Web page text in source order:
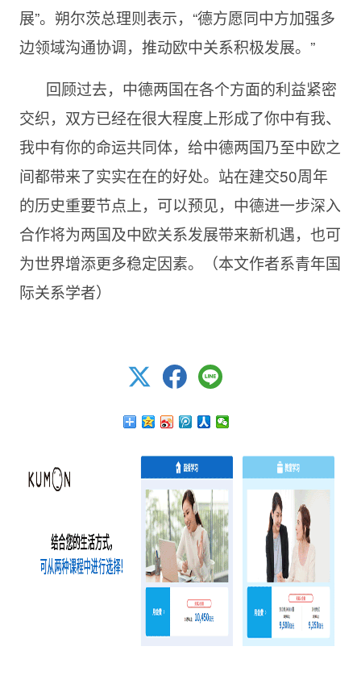
展”。朔尔茨总理则表示，“德方愿同中方加强多
边领域沟通协调，推动欧中关系积极发展。”
回顾过去，中德两国在各个方面的利益紧密
交织，双方已经在很大程度上形成了你中有我、
我中有你的命运共同体，给中德两国乃至中欧之
间都带来了实实在在的好处。站在建交50周年
的历史重要节点上，可以预见，中德进一步深入
合作将为两国及中欧关系发展带来新机遇，也可
为世界增添更多稳定因素。（本文作者系青年国
际关系学者）